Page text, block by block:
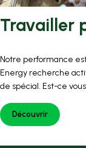
Travailler
Notre performance
Energy recherche
de spécial. Est-ce
Découvrir